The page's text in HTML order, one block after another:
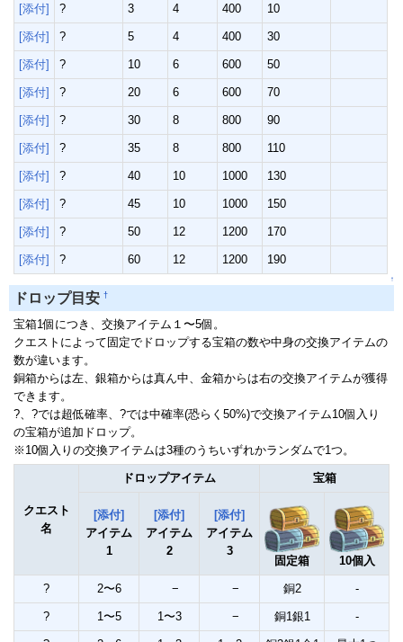
[添付] ? 3 4 400 10
[添付] ? 5 4 400 30
[添付] ? 10 6 600 50
[添付] ? 20 6 600 70
[添付] ? 30 8 800 90
[添付] ? 35 8 800 110
[添付] ? 40 10 1000 130
[添付] ? 45 10 1000 150
[添付] ? 50 12 1200 170
[添付] ? 60 12 1200 190
↑
ドロップ目安 †
宝箱1個につき、交換アイテム１〜5個。
クエストによって固定でドロップする宝箱の数や中身の交換アイテムの
数が違います。
銅箱からは左、銀箱からは真ん中、金箱からは右の交換アイテムが獲得
できます。
?、?では超低確率、?では中確率(恐らく50%)で交換アイテム10個入り
の宝箱が追加ドロップ。
※10個入りの交換アイテムは3種のうちいずれかランダムで1つ。
クエスト
名
ドロップアイテム 宝箱
[添付]
アイテム
1
[添付]
アイテム
2
[添付]
アイテム
3
固定箱 10個入
? 2〜6 − − 銅2 -
? 1〜5 1〜3 − 銅1銀1 -